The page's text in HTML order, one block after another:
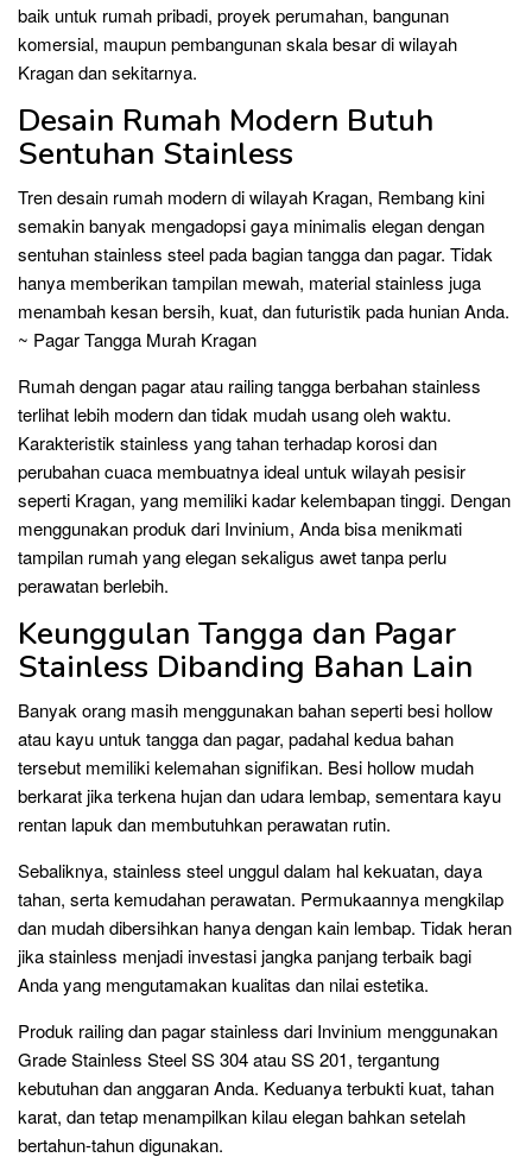
baik untuk rumah pribadi, proyek perumahan, bangunan
komersial, maupun pembangunan skala besar di wilayah
Kragan dan sekitarnya.
Desain Rumah Modern Butuh
Sentuhan Stainless
Tren desain rumah modern di wilayah Kragan, Rembang kini
semakin banyak mengadopsi gaya minimalis elegan dengan
sentuhan stainless steel pada bagian tangga dan pagar. Tidak
hanya memberikan tampilan mewah, material stainless juga
menambah kesan bersih, kuat, dan futuristik pada hunian Anda.
~ Pagar Tangga Murah Kragan
Rumah dengan pagar atau railing tangga berbahan stainless
terlihat lebih modern dan tidak mudah usang oleh waktu.
Karakteristik stainless yang tahan terhadap korosi dan
perubahan cuaca membuatnya ideal untuk wilayah pesisir
seperti Kragan, yang memiliki kadar kelembapan tinggi. Dengan
menggunakan produk dari Invinium, Anda bisa menikmati
tampilan rumah yang elegan sekaligus awet tanpa perlu
perawatan berlebih.
Keunggulan Tangga dan Pagar
Stainless Dibanding Bahan Lain
Banyak orang masih menggunakan bahan seperti besi hollow
atau kayu untuk tangga dan pagar, padahal kedua bahan
tersebut memiliki kelemahan signifikan. Besi hollow mudah
berkarat jika terkena hujan dan udara lembap, sementara kayu
rentan lapuk dan membutuhkan perawatan rutin.
Sebaliknya, stainless steel unggul dalam hal kekuatan, daya
tahan, serta kemudahan perawatan. Permukaannya mengkilap
dan mudah dibersihkan hanya dengan kain lembap. Tidak heran
jika stainless menjadi investasi jangka panjang terbaik bagi
Anda yang mengutamakan kualitas dan nilai estetika.
Produk railing dan pagar stainless dari Invinium menggunakan
Grade Stainless Steel SS 304 atau SS 201, tergantung
kebutuhan dan anggaran Anda. Keduanya terbukti kuat, tahan
karat, dan tetap menampilkan kilau elegan bahkan setelah
bertahun-tahun digunakan.